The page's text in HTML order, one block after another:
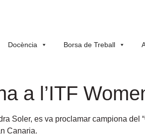
Docència Borsa de Treball
a l’ITF
Soler, es va proclamar campiona del
Canaria.